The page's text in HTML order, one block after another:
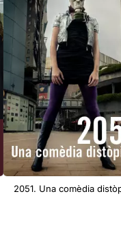
2051. Una comèdia